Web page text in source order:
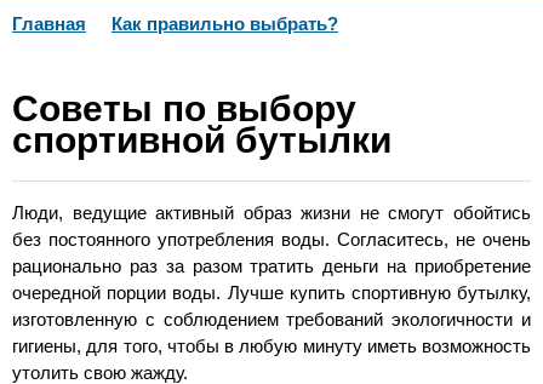
Главная Как правильно выбрать?
Советы по выбору
спортивной бутылки
Люди, ведущие активный образ жизни не смогут обойтись
без постоянного употребления воды. Согласитесь, не очень
рационально раз за разом тратить деньги на приобретение
очередной порции воды. Лучше купить спортивную бутылку,
изготовленную с соблюдением требований экологичности и
гигиены, для того, чтобы в любую минуту иметь возможность
утолить свою жажду.